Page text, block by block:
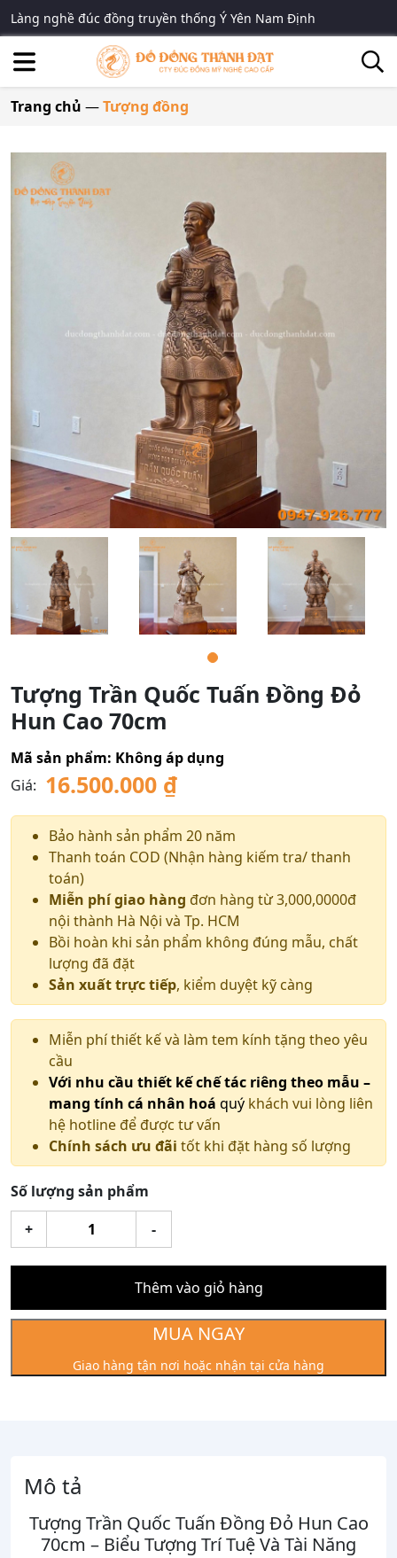
Làng nghề đúc đồng truyền thống Ý Yên Nam Định
Trang chủ —Tượng đồng
Tượng Trần Quốc Tuấn Đồng Đỏ
Hun Cao 70cm
Mã sản phẩm: Không áp dụng
Giá: 16.500.000 ₫
Bảo hành sản phẩm 20 năm
Thanh toán COD (Nhận hàng kiếm tra/ thanh
toán)
Miễn phí giao hàng đơn hàng từ 3,000,0000đ
nội thành Hà Nội và Tp. HCM
Bồi hoàn khi sản phẩm không đúng mẫu, chất
lượng đã đặt
Sản xuất trực tiếp, kiểm duyệt kỹ càng
Miễn phí thiết kế và làm tem kính tặng theo yêu
cầu
Với nhu cầu thiết kế chế tác riêng theo mẫu –
mang tính cá nhân hoá quý khách vui lòng liên
hệ hotline để được tư vấn
Chính sách ưu đãi tốt khi đặt hàng số lượng
Số lượng sản phẩm
-
Tượng
Trần
Quốc
Đồng
Cao
+
Thêm vào giỏ hàng
MUA NGAY
Giao hàng tận nơi hoặc nhận tại cửa hàng
Mô tả
Tượng Trần Quốc Tuấn Đồng Đỏ Hun Cao
70cm – Biểu Tượng Trí Tuệ Và Tài Năng